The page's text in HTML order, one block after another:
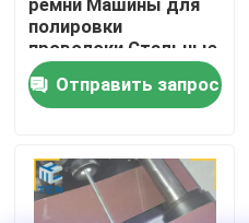
Случаи
Машина для полировки
ремни Машины для
полировки
проволоки Стальные
прямые стержни
Машины для
полировки ремней
Отправить запрос